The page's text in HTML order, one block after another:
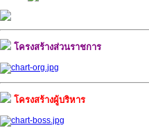
โครงสร้างส่วนราชการ
โครงสร้างผู้บริหาร